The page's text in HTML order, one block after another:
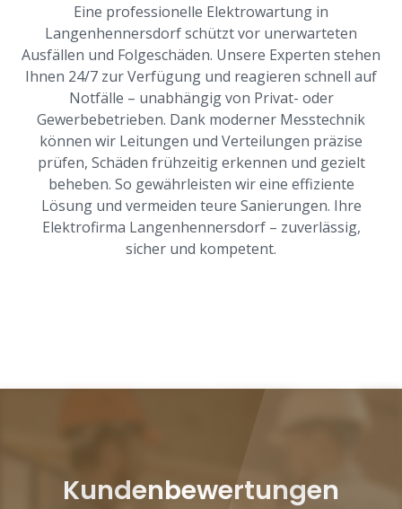
Eine professionelle Elektrowartung in
Langenhennersdorf schützt vor unerwarteten
Ausfällen und Folgeschäden. Unsere Experten stehen
Ihnen 24/7 zur Verfügung und reagieren schnell auf
Notfälle – unabhängig von Privat- oder
Gewerbebetrieben. Dank moderner Messtechnik
können wir Leitungen und Verteilungen präzise
prüfen, Schäden frühzeitig erkennen und gezielt
beheben. So gewährleisten wir eine effiziente
Lösung und vermeiden teure Sanierungen. Ihre
Elektrofirma Langenhennersdorf – zuverlässig,
sicher und kompetent.
Kundenbewertungen